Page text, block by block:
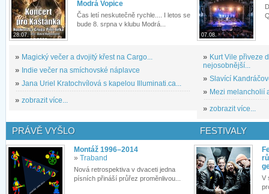
28.07.
Modrá Vopice
Čas letí neskutečně rychle.... I letos se
bude 8. srpna v klubu Modrá...
» Magický večer a dvojitý křest na Cargo...
» Indie večer na smíchovské náplavce
» Jana Uriel Kratochvílová s kapelou Illuminati.ca...
» zobrazit více...
07.08.
» Kurt Vile přiveze
nejosobnější...
» Slavící
» Mezi melancholií
» zobrazit více...
PRÁVĚ VYŠLO
Montáž 1996–2014
» Traband
Nová retrospektiva v dvaceti jedna
písních přináší průřez proměnlivou...
FESTIVALY
V